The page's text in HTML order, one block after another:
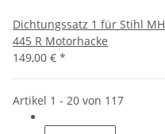
Dichtungssatz 1 für Stihl MH
445 R Motorhacke
149,00 € *
Artikel 1 - 20 von 117